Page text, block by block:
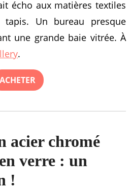
écho aux matières textiles
Un bureau presque
une grande baie vitrée. À
.
ACHETER
acier chromé
verre : un
!